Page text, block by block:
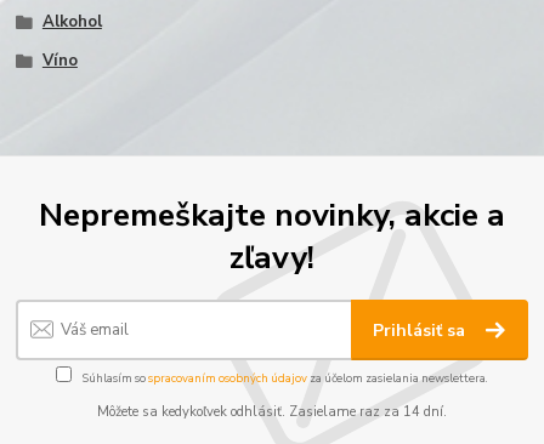
Alkohol
Víno
Nepremeškajte novinky, akcie a
zľavy!
Prihlásiť sa
Súhlasím sospracovaním osobných údajov za účelom zasielania newslettera.
Môžete sa kedykoľvek odhlásiť. Zasielame raz za 14 dní.